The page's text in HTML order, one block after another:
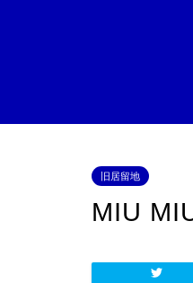
旧居留地
MIU